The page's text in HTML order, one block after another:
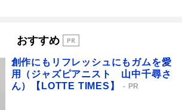
おすすめ
創作にもリフレッシュにもガムを愛
用（ジャズピアニスト 山中千尋さ
ん）【LOTTE TIMES】
PR